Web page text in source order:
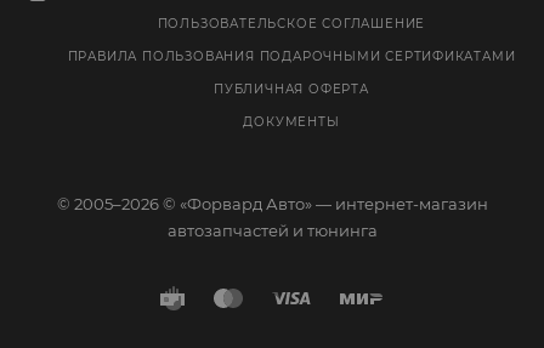
ПОЛЬЗОВАТЕЛЬСКОЕ СОГЛАШЕНИЕ
ПРАВИЛА ПОЛЬЗОВАНИЯ ПОДАРОЧНЫМИ СЕРТИФИКАТАМИ
ПУБЛИЧНАЯ ОФЕРТА
ДОКУМЕНТЫ
© 2005–2026 © «Форвард Авто» — интернет-магазин
автозапчастей и тюнинга